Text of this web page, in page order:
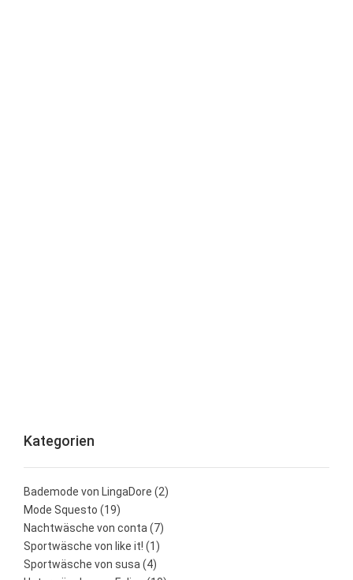
Kategorien
Bademode von LingaDore (2)
Mode Squesto (19)
Nachtwäsche von conta (7)
Sportwäsche von like it! (1)
Sportwäsche von susa (4)